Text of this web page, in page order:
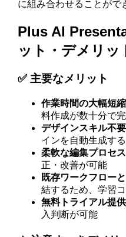
に組み合わせることがで
Plus AI
ット・デメリッ
✅ 主要なメリット
作業時間の大幅短縮
料作成が数十分で
デザインスキル不要
インを自動生成す
柔軟な編集プロセス
正・改善が可能
既存ワークフロー
結するため、学習
無料トライアル提供
入判断が可能